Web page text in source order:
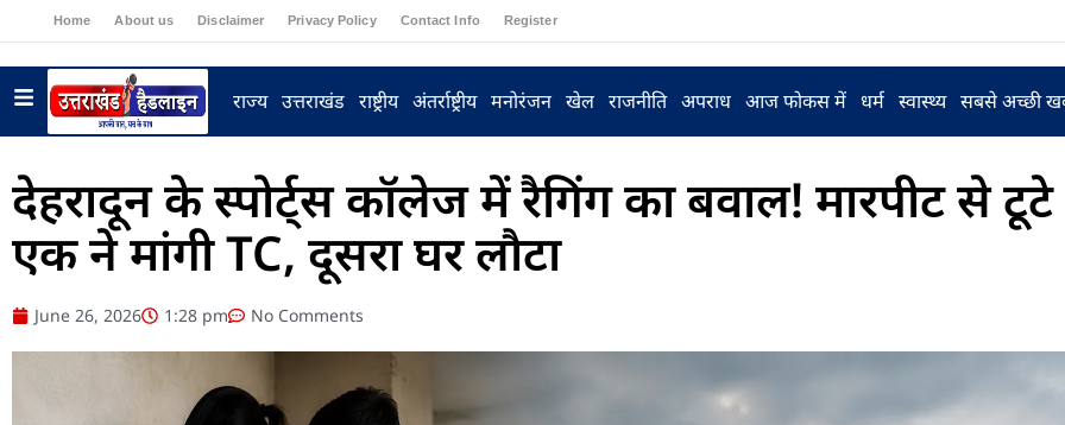
Home About us Disclaimer Privacy Policy Contact Info Register
राज्य उत्तराखंड राष्ट्रीय अंतर्राष्ट्रीय मनोरंजन खेल राजनीति अपराध आज फोकस में धर्म स्वास्थ्य सबसे अच्छी
देहरादून के स्पोर्ट्स कॉलेज में रैगिंग का बवाल! मारपीट से टूटे
एक ने मांगी TC, दूसरा घर लौटा
June 26, 2026 1:28 pm No Comments